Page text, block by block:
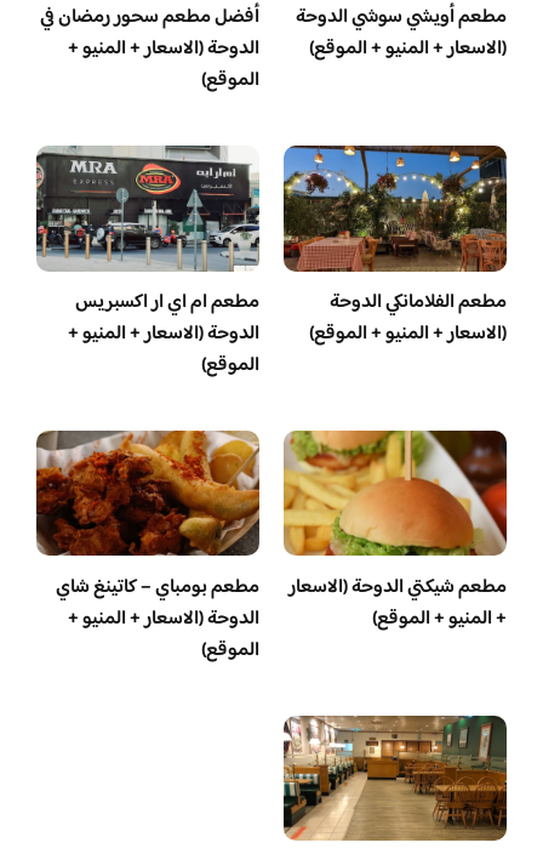
مطعم أويشي سوشي الدوحة
(الاسعار + المنيو + الموقع)
أفضل مطعم سحور رمضان في
الدوحة (الاسعار + المنيو +
الموقع)
مطعم الفلامانكي الدوحة
(الاسعار + المنيو + الموقع)
مطعم ام اي ار اكسبريس
الدوحة (الاسعار + المنيو +
الموقع)
مطعم شيكتي الدوحة (الاسعار
+ المنيو + الموقع)
مطعم بومباي – كاتينغ شاي
الدوحة (الاسعار + المنيو +
الموقع)